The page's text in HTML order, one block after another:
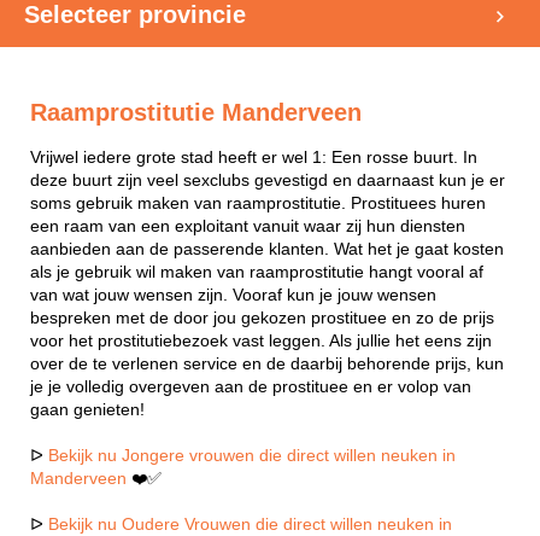
Selecteer provincie
Raamprostitutie Manderveen
Vrijwel iedere grote stad heeft er wel 1: Een rosse buurt. In
deze buurt zijn veel sexclubs gevestigd en daarnaast kun je er
soms gebruik maken van raamprostitutie. Prostituees huren
een raam van een exploitant vanuit waar zij hun diensten
aanbieden aan de passerende klanten. Wat het je gaat kosten
als je gebruik wil maken van raamprostitutie hangt vooral af
van wat jouw wensen zijn. Vooraf kun je jouw wensen
bespreken met de door jou gekozen prostituee en zo de prijs
voor het prostitutiebezoek vast leggen. Als jullie het eens zijn
over de te verlenen service en de daarbij behorende prijs, kun
je je volledig overgeven aan de prostituee en er volop van
gaan genieten!
ᐅ Bekijk nu Jongere vrouwen die direct willen neuken in
Manderveen ❤️✅
ᐅ Bekijk nu Oudere Vrouwen die direct willen neuken in